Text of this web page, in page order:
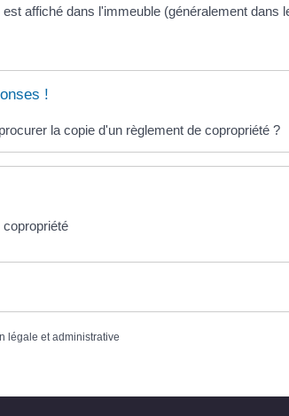
affiché dans l'immeuble (généralement
!
la copie d'un règlement de copropriété ?
copropriété
légale et administrative